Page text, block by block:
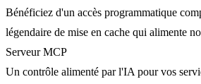
Bénéficiez d'un accès programmatique
légendaire de mise en cache qui alimente
Serveur MCP
Un contrôle alimenté par l'IA pour vos